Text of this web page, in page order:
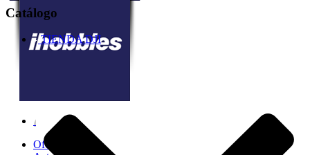
Ofertas
Catálogo
TIENDA DJI